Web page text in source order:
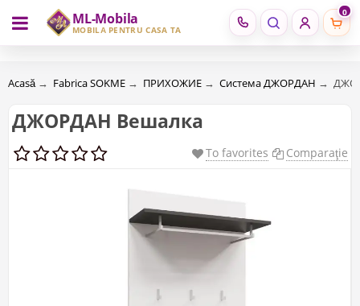
ML-Mobila
MOBILĂ PENTRU CASA TA
0
RU RO
Acasă → Fabrica SOKME → ПРИХОЖИЕ → Система ДЖОРДАН →
ДЖОРДАН Вешалка
To favorites Comparaţie